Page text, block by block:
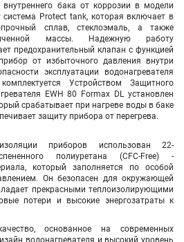
бака от коррозии в модели
система Protect tank, которая включает в
сплав, стеклоэмаль, а также
массы. Надежную работу
предохранительный клапан с функцией
от избыточного давления внутри
эксплуатации водонагревателя
Устройством Защитного
EWH 80 Formax DL установлен
срабатывает при нагреве воды в баке
защиту прибора от перегрева.
приборов использован 22-
полиуретана (CFC-Free) -
который заполняется по особой
Он безопасен для окружающей
прекрасными теплоизолирующими
потери и высокие энергозатраты к
основанное на современных